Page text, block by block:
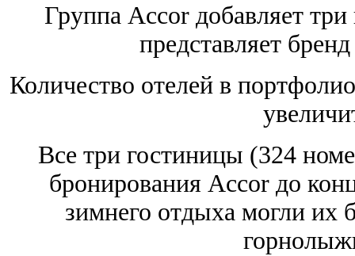
Группа Accor добавляет
представляет
Количество отелей в
Все три гостиницы (324
бронирования Accor до
зимнего отдыха могли их